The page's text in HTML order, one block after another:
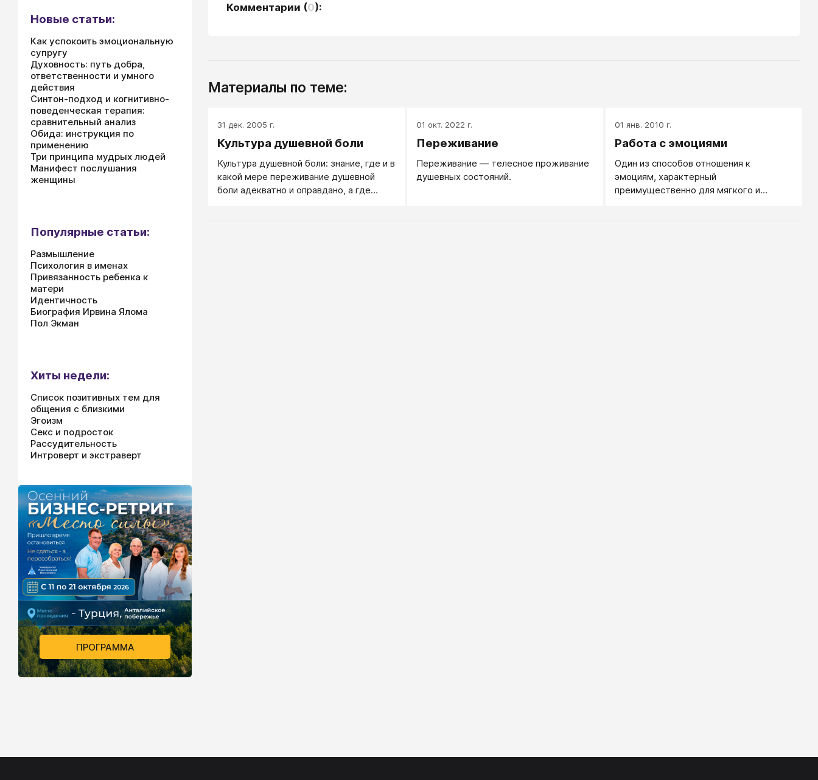
Комментарии (0):
Материалы по теме:
31 дек. 2005 г.
Культура душевной боли
Культура душевной боли: знание, где и в
какой мере переживание душевной
боли адекватно и оправдано, а где
01 окт. 2022 г.
Переживание
Переживание — телесное проживание
душевных состояний.
01 янв. 2010 г.
Работа с эмоциями
Один из способов отношения к
эмоциям, характерный
преимущественно для мягкого и
Новые статьи:
Как успокоить эмоциональную
супругу
Духовность: путь добра,
ответственности и умного
действия
Синтон-подход и когнитивно-
поведенческая терапия:
сравнительный анализ
Обида: инструкция по
применению
Три принципа мудрых людей
Манифест послушания
женщины
Популярные статьи:
Размышление
Психология в именах
Привязанность ребенка к
матери
Идентичность
Биография Ирвина Ялома
Пол Экман
Хиты недели:
Список позитивных тем для
общения с близкими
Эгоизм
Секс и подросток
Рассудительность
Интроверт и экстраверт
ПРОГРАММА